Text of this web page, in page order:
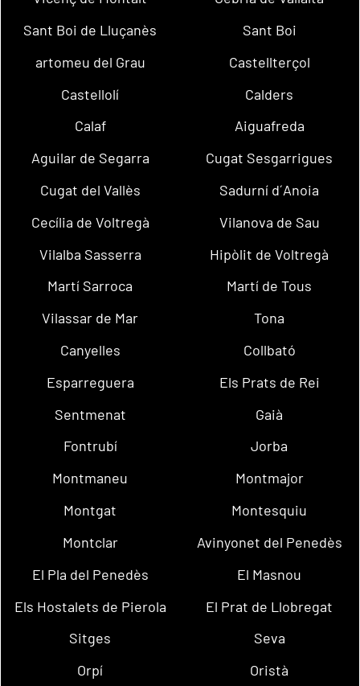
Sant Boi de Lluçanès
Sant Boi
artomeu del Grau
Castellterçol
Castellolí
Calders
Calaf
Aiguafreda
Aguilar de Segarra
Cugat Sesgarrigues
Cugat del Vallès
Sadurní d´Anoia
Cecília de Voltregà
Vilanova de Sau
Vilalba Sasserra
Hipòlit de Voltregà
Martí Sarroca
Martí de Tous
Vilassar de Mar
Tona
Canyelles
Collbató
Esparreguera
Els Prats de Rei
Sentmenat
Gaià
Fontrubí
Jorba
Montmaneu
Montmajor
Montgat
Montesquiu
Montclar
Avinyonet del Penedès
El Pla del Penedès
El Masnou
Els Hostalets de Pierola
El Prat de Llobregat
Sitges
Seva
Orpí
Oristà